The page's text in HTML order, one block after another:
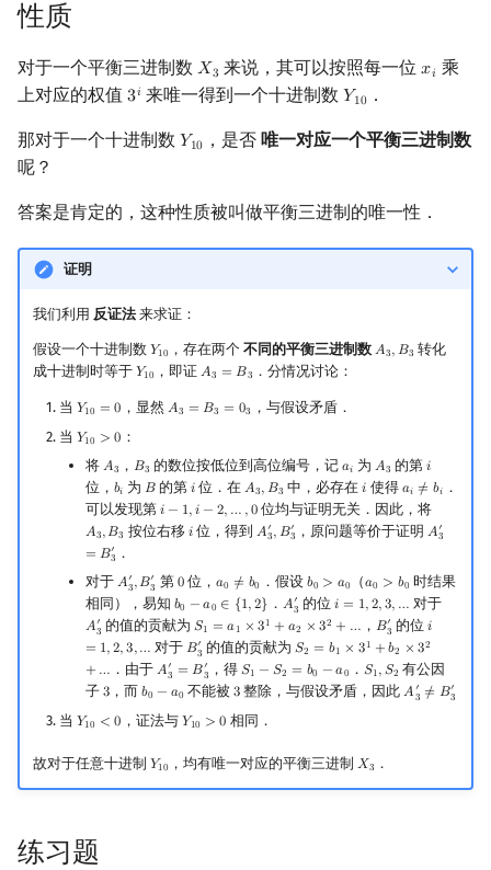
性质
对于一个平衡三进制数 𝑋3
X3 来说，其可以按照每一位𝑥𝑖
xi 乘
上对应的权值 3𝑖
3i 来唯一得到一个十进制数𝑌10
Y10 ．
那对于一个十进制数 𝑌10
Y10 ，是否 唯一对应一个平衡三进制数
呢？
答案是肯定的，这种性质被叫做平衡三进制的唯一性．
证明
我们利用 反证法来求证：
假设一个十进制数 𝑌10
Y10 ，存在两个不同的平衡三进制数 𝐴3,𝐵3
A3,B3 转化
成十进制时等于 𝑌10
Y10 ，即证𝐴3 = 𝐵3
A3= B3 ．分情况讨论：
当 𝑌10 = 0
Y10 =0 ，显然 𝐴3 = 𝐵3 = 03
A3= B3=03
，与假设矛盾．
当 𝑌10 > 0
Y10 >0
：
将 𝐴3
A3 ， 𝐵3
B3 的数位按低位到高位编号，记 𝑎𝑖
ai 为 𝐴3
A3 的第 𝑖i
位， 𝑏𝑖
bi 为𝐵
B的第 𝑖i 位．在𝐴3,𝐵3
A3,B3 中，必存在𝑖i 使得 𝑎𝑖 ≠ 𝑏𝑖
ai ≠b i
．
可以发现第 𝑖 − 1,𝑖 − 2, … ,0
i−1, i−2,…,0 位均与证明无关．因此，将
𝐴3,𝐵3
A3,B3 按位右移 𝑖i 位，得到 𝐴′
3,𝐵′
3
A3′, B3′ ，原问题等价于证明𝐴′
3
= 𝐵′
3
A3′
．
对于 𝐴′
3,𝐵′
3
A3′,B3′ 第 0
0位， 𝑎0 ≠ 𝑏0
a0 ≠b 0 ．假设 𝑏0 > 𝑎0
b0 >a 0 （𝑎0 > 𝑏0
a0 >b 0
时结果
相同），易知 𝑏0 −𝑎0 ∈ {1,2}
b0 −a0∈{1 ,2} ． 𝐴′
3
A3′ 的位 𝑖 = 1,2,3, …
i=1, 2,3 ,… 对于
𝐴′
3
A3′ 的值的贡献为 𝑆1 = 𝑎1 × 31 + 𝑎2 × 32 + …
S1 =a1×3 1+ a2× 32 +… ， 𝐵′
3
B3′ 的位𝑖
= 1,2,3,…
i
对于 𝐵′
3
B3′ 的值的贡献为𝑆2 = 𝑏1 × 31 +𝑏2 × 32
+ …
S2 =b 1×3 1+ b2 ×3 2+…
．由于 𝐴′
3 = 𝐵′
3
A3′ =B 3′ ，得 𝑆1 − 𝑆2 = 𝑏0 −𝑎0
S1 −S2=b 0− a0 ． 𝑆1,𝑆2
S1,S2 有公因
子 3
3，而 𝑏0 − 𝑎0
b0 −a0 不能被3
3 整除，与假设矛盾，因此𝐴′
3 ≠ 𝐵′
3
A3′ ≠B 3′
当 𝑌10 < 0
Y10 <0 ，证法与 𝑌10 > 0
Y10 >0 相同．
故对于任意十进制 𝑌10
Y10 ，均有唯一对应的平衡三进制𝑋3
X3 ．
练习题